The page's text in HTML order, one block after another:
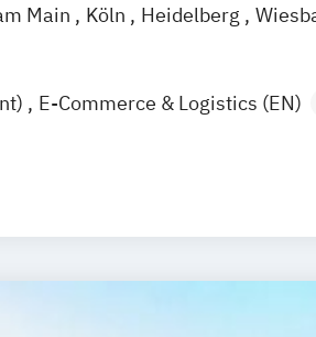
Main Köln Heidelberg
E-Commerce & Logistics (EN)